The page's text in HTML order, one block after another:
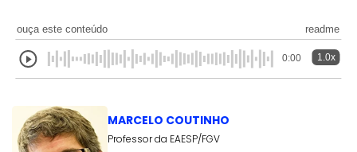
ouça este conteúdo readme
0:00 1.0x
MARCELO COUTINHO
Professor da EAESP/FGV